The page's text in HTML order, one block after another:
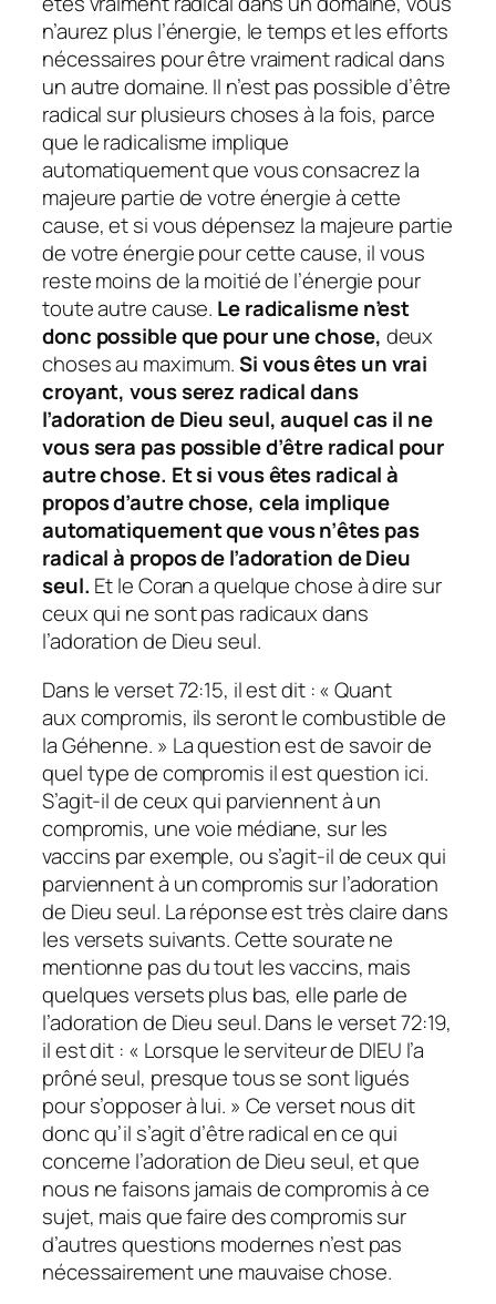
n’aurez plus l’énergie, le temps et les efforts
nécessaires pour être vraiment radical dans
un autre domaine. Il n’est pas possible d’être
radical sur plusieurs choses à la fois, parce
que le radicalisme implique
automatiquement que vous consacrez la
majeure partie de votre énergie à cette
cause, et si vous dépensez la majeure partie
de votre énergie pour cette cause, il vous
reste moins de la moitié de l’énergie pour
toute autre cause. Le radicalisme n’est
donc possible que pour une chose, deux
choses au maximum.Si vous êtes un vrai
croyant, vous serez radical dans
l’adoration de Dieu seul, auquel cas il ne
vous sera pas possible d’être radical pour
autre chose. Et si vous êtes radical à
propos d’autre chose, cela implique
automatiquement que vous n’êtes pas
radical à propos de l’adoration de Dieu
seul. Et le Coran a quelque chose à dire sur
ceux qui ne sont pas radicaux dans
l’adoration de Dieu seul.
Dans le verset 72:15, il est dit : « Quant
auxcompromis, ils seront le combustible de
la Géhenne. » La question est de savoir de
quel type de compromis il est question ici.
S’agit-il de ceux qui parviennent à un
compromis, une voie médiane, sur les
vaccins par exemple, ou s’agit-il de ceux qui
parviennent à un compromis sur l’adoration
de Dieu seul. La réponse est très claire dans
les versets suivants. Cette sourate ne
mentionne pas du tout les vaccins, mais
quelques versets plus bas, elle parle de
l’adoration de Dieu seul. Dans le verset 72:19,
il est dit : « Lorsque le serviteur de DIEU l’a
prôné seul, presque tous se sont ligués
pour s’opposer à lui. » Ce verset nous dit
donc qu’il s’agit d’être radical en ce qui
concerne l’adoration de Dieu seul, et que
nous ne faisons jamais de compromis à ce
sujet, mais que faire des compromis sur
d’autres questions modernes n’est pas
nécessairement une mauvaise chose.